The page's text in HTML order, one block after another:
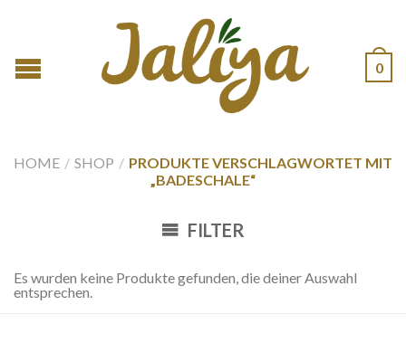
0
HOME / SHOP / PRODUKTE VERSCHLAGWORTET MIT
„BADESCHALE“
FILTER
Es wurden keine Produkte gefunden, die deiner Auswahl
entsprechen.